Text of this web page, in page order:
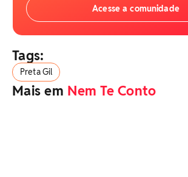
Acesse a comunidade
Tags:
Preta Gil
Mais em Nem Te Conto